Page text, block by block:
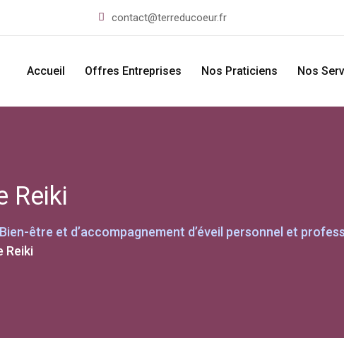
contact@terreducoeur.fr
Accueil Offres Entreprises Nos Praticiens Nos
Reiki
être et d’accompagnement d’éveil personnel et
Reiki